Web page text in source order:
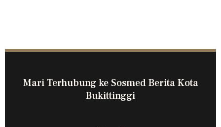
Mari Terhubung ke Sosmed Berita Kota
Bukittinggi